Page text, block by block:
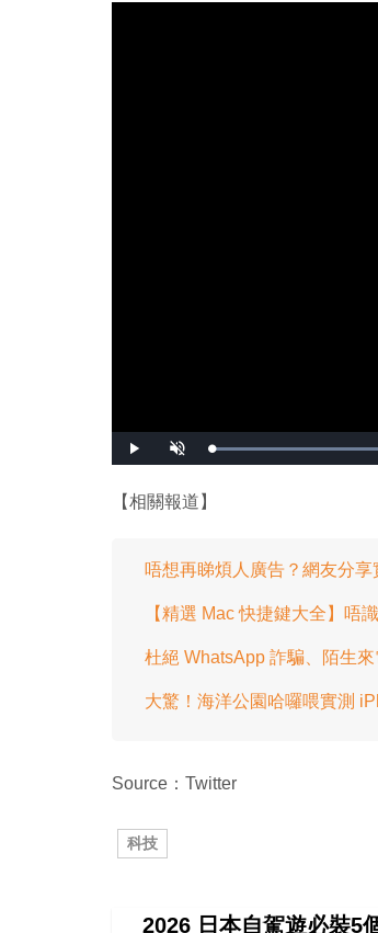
播
放
開
啟
【相關報道】
唔想再睇煩人廣告？網友分享
【精選 Mac 快捷鍵大全】唔
杜絕 WhatsApp 詐騙、陌生
大驚！海洋公園哈囉喂實測
Source：Twitter
科技
2026 日本自駕遊必裝5